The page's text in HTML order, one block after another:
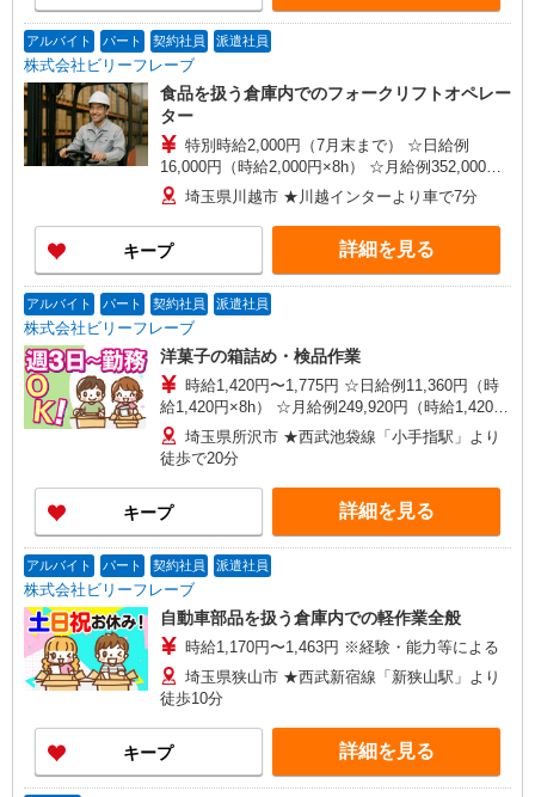
アルバイト パート 契約社員 派遣社員
株式会社ビリーフレーブ
食品を扱う倉庫内でのフォークリフトオペレー
ター
特別時給2,000円（7月末まで） ☆日給例
16,000円（時給2,000円×8h） ☆月給例352,000円
（時給2,000円×8h×22日） 時給1,700円〜2,125円
（通常時給） ※経験・能力等による
埼玉県川越市 ★川越インターより車で7分
キープ 詳細を見る
アルバイト パート 契約社員 派遣社員
株式会社ビリーフレーブ
洋菓子の箱詰め・検品作業
時給1,420円〜1,775円 ☆日給例11,360円（時
給1,420円×8h） ☆月給例249,920円（時給1,420円
×8h×22日） ※経験・能力等による
埼玉県所沢市 ★西武池袋線「小手指駅」より
徒歩で20分
キープ 詳細を見る
アルバイト パート 契約社員 派遣社員
株式会社ビリーフレーブ
自動車部品を扱う倉庫内での軽作業全般
時給1,170円〜1,463円 ※経験・能力等による
埼玉県狭山市 ★西武新宿線「新狭山駅」より
徒歩10分
キープ 詳細を見る